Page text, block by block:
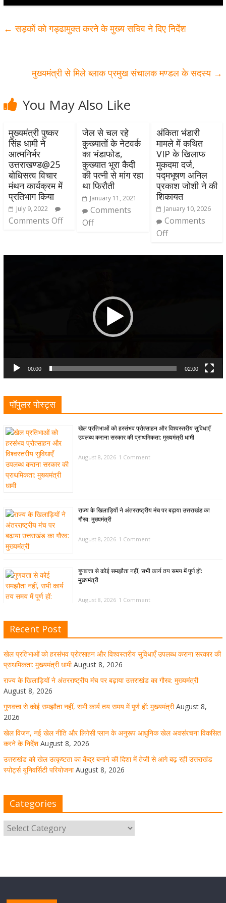
← सड़कों को गड्ढामुक्त करने के मुख्य सचिव ने दिए निर्देश
मुख्यमंत्री से मिले ब्लाक प्रमुख संचालक मण्डल के सदस्य →
You May Also Like
मुख्यमंत्री पुष्कर
सिंह धामी ने
आत्मनिर्भर
उत्तराखण्ड@25
बोधिसत्व विचार
मंथन कार्यक्रम में
प्रतिभाग किया
July 9, 2022
Comments Off
जेल से चल रहे
कुख्यातों के नेटवर्क
का भंडाफोड,
कुख्यात भूरा कैदी
की पत्नी से मांग रहा
था फिरौती
January 11, 2021
Comments
Off
अंकिता भंडारी
मामले में कथित
VIP के खिलाफ
मुकदमा दर्ज,
पद्मभूषण अनिल
प्रकाश जोशी ने की
शिकायत
January 10, 2026
Comments
Off
00:00 02:00
पॉपुलर पोस्ट्स
खेल प्रतिभाओं को हरसंभव प्रोत्साहन और विश्वस्तरीय सुविधाएँ
उपलब्ध कराना सरकार की प्राथमिकता: मुख्यमंत्री धामी
August 8, 2026 1 Comment
राज्य के खिलाड़ियों ने अंतरराष्ट्रीय मंच पर बढ़ाया उत्तराखंड का
गौरव: मुख्यमंत्री
August 8, 2026 1 Comment
गुणवत्ता से कोई समझौता नहीं, सभी कार्य तय समय में पूर्ण हों:
मुख्यमंत्री
August 8, 2026 1 Comment
अवसंरचना विकसित करने के निर्देश
August 8, 2026 1 Comment
उत्तराखंड को खेल उत्कृष्टता का केंद्र बनाने की दिशा में तेजी से आगे
बढ़ रही उत्तराखंड स्पोर्ट्स यूनिवर्सिटी परियोजना
August 8, 2026 1 Comment
मुख्य सचिव ने कहा- कौशल विकास से संबंधित सभी विभाग एक
Recent Post
खेल प्रतिभाओं को हरसंभव प्रोत्साहन और विश्वस्तरीय सुविधाएँ उपलब्ध कराना सरकार की
प्राथमिकता: मुख्यमंत्री धामी August 8, 2026
राज्य के खिलाड़ियों ने अंतरराष्ट्रीय मंच पर बढ़ाया उत्तराखंड का गौरव: मुख्यमंत्री
August 8, 2026
गुणवत्ता से कोई समझौता नहीं, सभी कार्य तय समय में पूर्ण हों: मुख्यमंत्री August 8,
2026
खेल विजन, नई खेल नीति और लिगेसी प्लान के अनुरूप आधुनिक खेल अवसंरचना विकसित
करने के निर्देश August 8, 2026
उत्तराखंड को खेल उत्कृष्टता का केंद्र बनाने की दिशा में तेजी से आगे बढ़ रही उत्तराखंड
स्पोर्ट्स यूनिवर्सिटी परियोजना August 8, 2026
Categories